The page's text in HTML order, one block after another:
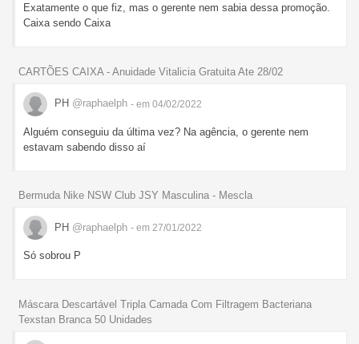
Exatamente o que fiz, mas o gerente nem sabia dessa promoção.
Caixa sendo Caixa
CARTÕES CAIXA - Anuidade Vitalicia Gratuita Ate 28/02
PH @raphaelph - em 04/02/2022
Alguém conseguiu da última vez? Na agência, o gerente nem
estavam sabendo disso aí
Bermuda Nike NSW Club JSY Masculina - Mescla
PH @raphaelph - em 27/01/2022
Só sobrou P
Máscara Descartável Tripla Camada Com Filtragem Bacteriana
Texstan Branca 50 Unidades